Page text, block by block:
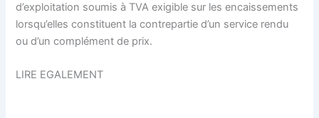
d’exploitation soumis à TVA exigible sur les encaissements
lorsqu’elles constituent la contrepartie d’un service rendu
ou d’un complément de prix.
LIRE EGALEMENT